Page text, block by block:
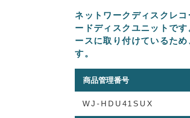
ネットワークディスクレ
ードディスクユニットで
ースに取り付けているた
す。
商品管理番号
WJ-HDU41SUX